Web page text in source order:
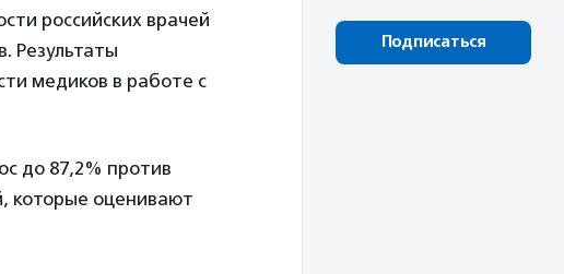
российских врачей
Результаты
медиков в работе с
до 87,2% против
которые оценивают
Подписаться